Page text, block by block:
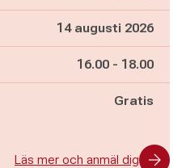
14 augusti 2026
Pågår mellan
16.00 - och
18.00
Gratis
Läs mer och anmäl dig